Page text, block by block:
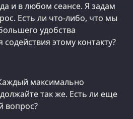
и в любом сеансе. Я задам
Есть ли что-либо, что мы
удобства
этому контакту?
максимально
так же. Есть ли еще
вопрос?